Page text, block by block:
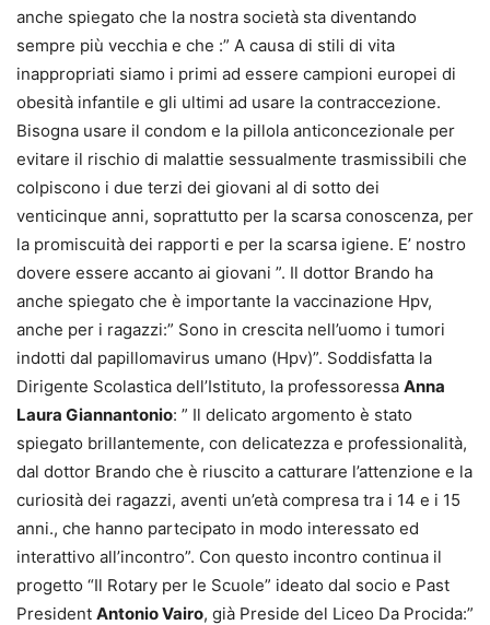
anche spiegato che la nostra società sta diventando
sempre più vecchia e che :” A causa di stili di vita
inappropriati siamo i primi ad essere campioni europei di
obesità infantile e gli ultimi ad usare la contraccezione.
Bisogna usare il condom e la pillola anticoncezionale per
evitare il rischio di malattie sessualmente trasmissibili che
colpiscono i due terzi dei giovani al di sotto dei
venticinque anni, soprattutto per la scarsa conoscenza, per
la promiscuità dei rapporti e per la scarsa igiene. E’ nostro
dovere essere accanto ai giovani ”. Il dottor Brando ha
anche spiegato che è importante la vaccinazione Hpv,
anche per i ragazzi:” Sono in crescita nell’uomo i tumori
indotti dal papillomavirus umano (Hpv)”. Soddisfatta la
Dirigente Scolastica dell’Istituto, la professoressa Anna
Laura Giannantonio: ” Il delicato argomento è stato
spiegato brillantemente, con delicatezza e professionalità,
dal dottor Brando che è riuscito a catturare l’attenzione e la
curiosità dei ragazzi, aventi un’età compresa tra i 14 e i 15
anni., che hanno partecipato in modo interessato ed
interattivo all’incontro”. Con questo incontro continua il
progetto “Il Rotary per le Scuole” ideato dal socio e Past
President Antonio Vairo, già Preside del Liceo Da Procida:”